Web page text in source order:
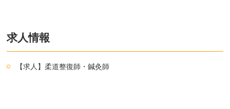
求人情報
【求人】柔道整復師・鍼灸師